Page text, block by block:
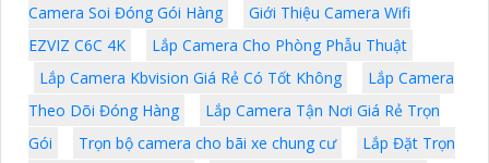
Camera Soi Đóng Gói Hàng
Giới Thiệu Camera Wifi
EZVIZ C6C 4K
Lắp Camera Cho Phòng Phẫu Thuật
Lắp Camera Kbvision Giá Rẻ Có Tốt Không
Lắp Camera
Theo Dõi Đóng Hàng
Lắp Camera Tận Nơi Giá Rẻ Trọn
Gói
Trọn bộ camera cho bãi xe chung cư
Lắp Đặt Trọn